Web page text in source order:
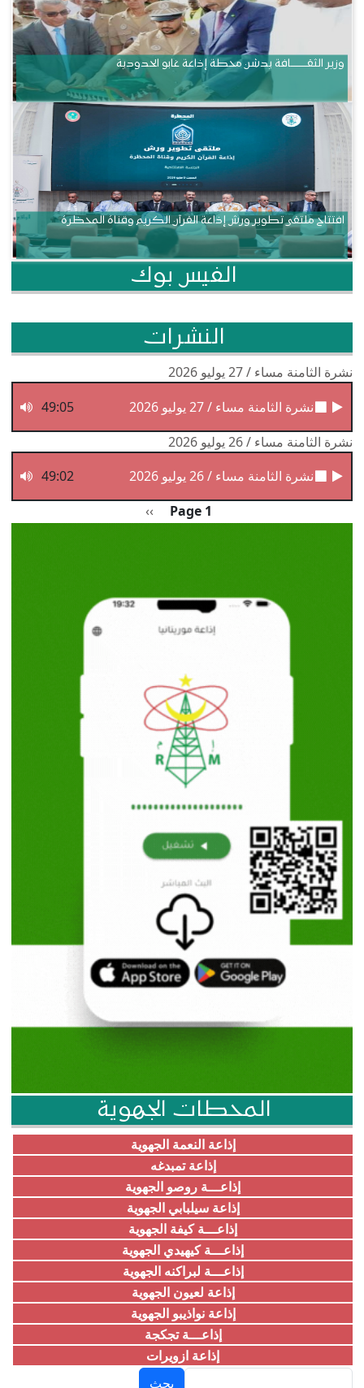
وزير الثقــــــــــافة يدشن محطة إذاعة غابو الحدودية
افتتاح ملتقى تطوير ورش إذاعة القرآن الكريم وقناة المحظرة
الفيس بوك
النشرات
نشرة الثامنة مساء / 27 يوليو 2026
نشرة الثامنة مساء / 27 يوليو 2026
49:05
نشرة الثامنة مساء / 26 يوليو 2026
نشرة الثامنة مساء / 26 يوليو 2026
49:02
Page 1 الصفحة التالية
››
المحطات الجهوية
إذاعة النعمة الجهوية
إذاعة تمبدغه
إذاعـــة روصو الجهوية
إذاعة سيلبابي الجهوية
إذاعـــة كيفة الجهوية
إذاعـــة كيهيدي الجهوية
إذاعـــة لبراكنه الجهوية
إذاعة لعيون الجهوية
إذاعة نواذيبو الجهوية
إذاعـــة تجكجة
إذاعة ازويرات